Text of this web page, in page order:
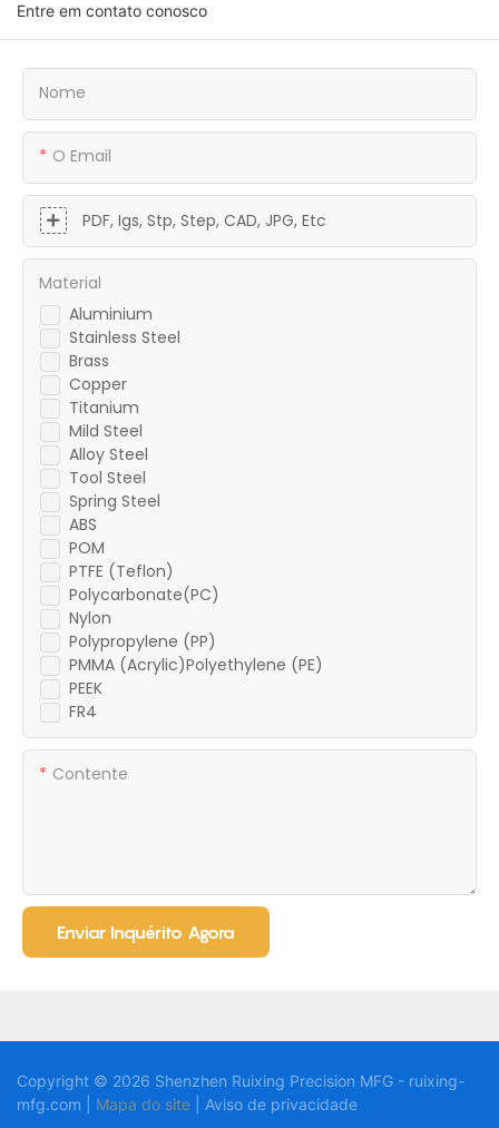
Entre em contato conosco
Nome
O Email
PDF, Igs, Stp, Step, CAD, JPG, Etc
Aluminium
Stainless Steel
Brass
Copper
Titanium
Mild Steel
Alloy Steel
Tool Steel
Spring Steel
ABS
POM
PTFE (Teflon)
Polycarbonate(PC)
Nylon
Polypropylene (PP)
PMMA (Acrylic)Polyethylene (PE)
PEEK
FR4
Material
Contente
Enviar Inquérito Agora
Copyright © 2026 Shenzhen Ruixing Precision MFG - ruixing-
mfg.com | Mapa do site Aviso de privacidade